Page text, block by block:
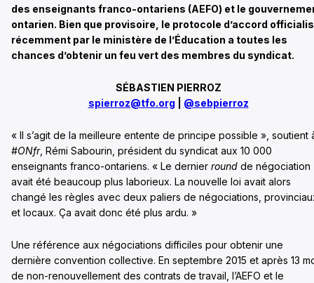
des enseignants franco-ontariens (AEFO) et le
ontarien. Bien que provisoire, le protocole d’accord
récemment par le ministère de l’Éducation a toutes les
chances d’obtenir un feu vert des membres du syndicat.
SÉBASTIEN PIERROZ
spierroz@tfo.org
@sebpierroz
« ll s’agit de la meilleure entente de principe possible », soutient
#ONfr, Rémi Sabourin, président du syndicat aux 10 000
enseignants franco-ontariens. « Le dernier round de négociation
avait été beaucoup plus laborieux. La nouvelle loi avait alors
changé les règles avec deux paliers de négociations,
et locaux. Ça avait donc été plus ardu. »
Une référence aux négociations difficiles pour obtenir une
dernière convention collective. En septembre 2015 et après 13
de non-renouvellement des contrats de travail, l’AEFO et le